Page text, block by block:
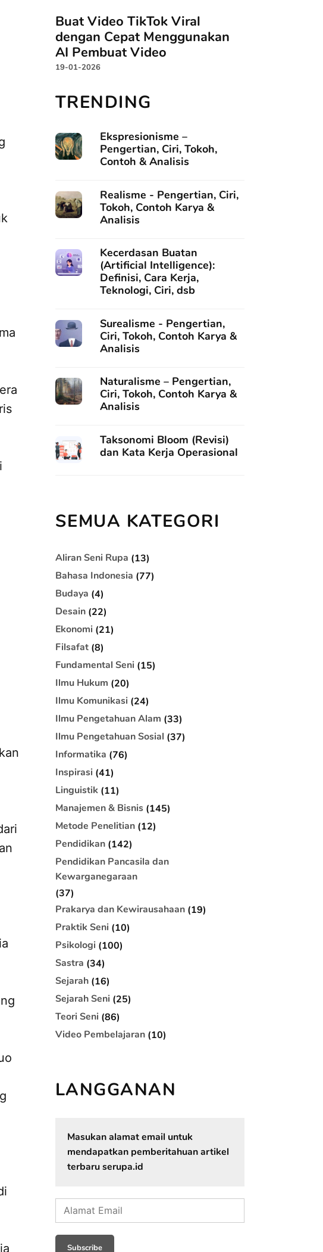
Buat Video TikTok Viral
dengan Cepat Menggunakan
AI Pembuat Video
19-01-2026
TRENDING
Ekspresionisme –
Pengertian, Ciri, Tokoh,
Contoh & Analisis
Realisme - Pengertian, Ciri,
Tokoh, Contoh Karya &
Analisis
Kecerdasan Buatan
(Artificial Intelligence):
Definisi, Cara Kerja,
Teknologi, Ciri, dsb
Surealisme - Pengertian,
Ciri, Tokoh, Contoh Karya &
Analisis
Naturalisme – Pengertian,
Ciri, Tokoh, Contoh Karya &
Analisis
Taksonomi Bloom (Revisi)
dan Kata Kerja Operasional
SEMUA KATEGORI
Aliran Seni Rupa (13)
Bahasa Indonesia (77)
Budaya (4)
Desain (22)
Ekonomi (21)
Filsafat (8)
Fundamental Seni (15)
Ilmu Hukum (20)
Ilmu Komunikasi (24)
Ilmu Pengetahuan Alam (33)
Ilmu Pengetahuan Sosial (37)
Informatika (76)
Inspirasi (41)
Linguistik (11)
Manajemen & Bisnis (145)
Metode Penelitian (12)
Pendidikan (142)
Pendidikan Pancasila dan
Kewarganegaraan
(37)
Prakarya dan Kewirausahaan (19)
Praktik Seni (10)
Psikologi (100)
Sastra (34)
Sejarah (16)
Sejarah Seni (25)
Teori Seni (86)
Video Pembelajaran (10)
LANGGANAN
Masukan alamat email untuk
mendapatkan pemberitahuan artikel
terbaru serupa.id
Alamat
Email
Subscribe